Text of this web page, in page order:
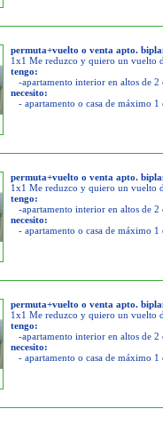
permuta+vuelto o venta apto.
1x1 Me reduzco y quiero un vuelto
tengo:
-apartamento interior en altos de 2
necesito:
- apartamento o casa de máximo 1
permuta+vuelto o venta apto.
1x1 Me reduzco y quiero un vuelto
tengo:
-apartamento interior en altos de 2
necesito:
- apartamento o casa de máximo 1
permuta+vuelto o venta apto.
1x1 Me reduzco y quiero un vuelto
tengo:
-apartamento interior en altos de 2
necesito:
- apartamento o casa de máximo 1